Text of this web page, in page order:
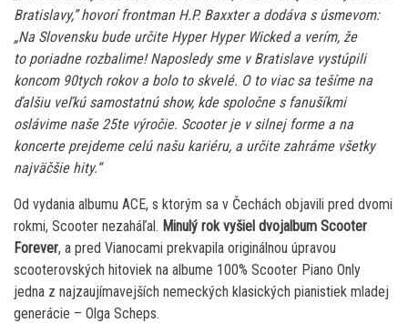
Bratislavy,” hovorí frontman H.P. Baxxter a dodáva s úsmevom:
„Na Slovensku bude určite Hyper Hyper Wicked a verím, že
to poriadne rozbalime! Naposledy sme v Bratislave vystúpili
koncom 90tych rokov a bolo to skvelé. O to viac sa tešíme na
ďalšiu veľkú samostatnú show, kde spoločne s fanušíkmi
oslávime naše 25te výročie. Scooter je v silnej forme a na
koncerte prejdeme celú našu kariéru, a určite zahráme všetky
najväčšie hity.“
Od vydania albumu ACE, s ktorým sa v Čechách objavili pred dvomi
rokmi, Scooter nezaháľal. Minulý rok vyšiel dvojalbum Scooter
Forever, a pred Vianocami prekvapila originálnou úpravou
scooterovských hitoviek na albume 100% Scooter Piano Only
jedna z najzaujímavejších nemeckých klasických pianistiek mladej
generácie – Olga Scheps.